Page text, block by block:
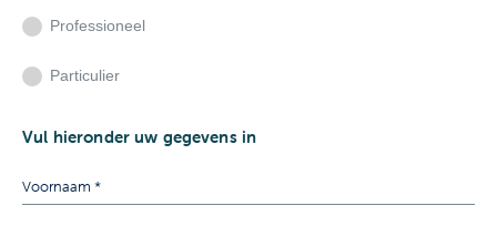
Professioneel
Particulier
Vul hieronder uw gegevens in